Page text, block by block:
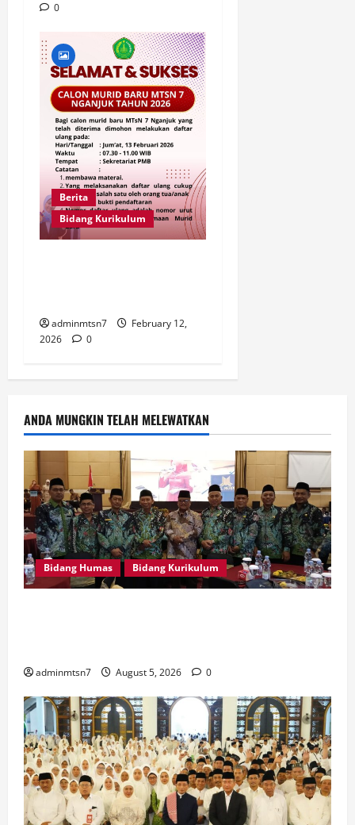
0
Berita
Bidang Kurikulum
adminmtsn7
February 12,
2026
0
ANDA MUNGKIN TELAH MELEWATKAN
Bidang Humas Bidang Kurikulum
adminmtsn7 August 5, 2026 0